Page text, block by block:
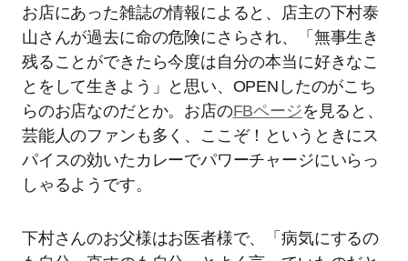
お店にあった雑誌の情報によると、店主の下村泰
山さんが過去に命の危険にさらされ、「無事生き
残ることができたら今度は自分の本当に好きなこ
とをして生きよう」と思い、OPENしたのがこち
らのお店なのだとか。お店のFBページを見ると、
芸能人のファンも多く、ここぞ！というときにス
パイスの効いたカレーでパワーチャージにいらっ
しゃるようです。
下村さんのお父様はお医者様で、「病気にするの